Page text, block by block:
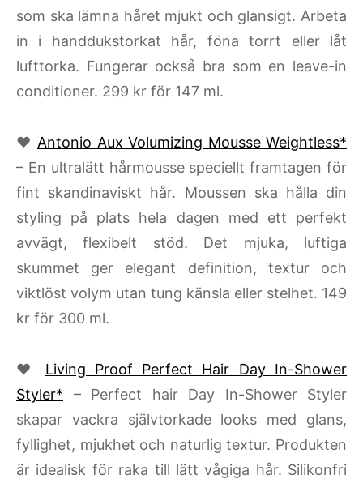
som ska lämna håret mjukt och glansigt. Arbeta
in i handdukstorkat hår, föna torrt eller låt
lufttorka. Fungerar också bra som en leave-in
conditioner. 299 kr för 147 ml.
♥ Antonio Aux Volumizing Mousse Weightless*
– En ultralätt hårmousse speciellt framtagen för
fint skandinaviskt hår. Moussen ska hålla din
styling på plats hela dagen med ett perfekt
avvägt, flexibelt stöd. Det mjuka, luftiga
skummet ger elegant definition, textur och
viktlöst volym utan tung känsla eller stelhet. 149
kr för 300 ml.
♥ Living Proof Perfect Hair Day In-Shower
Styler* – Perfect hair Day In-Shower Styler
skapar vackra självtorkade looks med glans,
fyllighet, mjukhet och naturlig textur. Produkten
är idealisk för raka till lätt vågiga hår. Silikonfri